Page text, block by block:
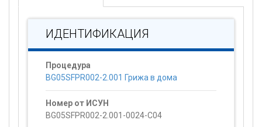
ИДЕНТИФИКАЦИЯ
Процедура
BG05SFPR002-2.001 Грижа в дома
Номер от ИСУН
BG05SFPR002-2.001-0024-C04